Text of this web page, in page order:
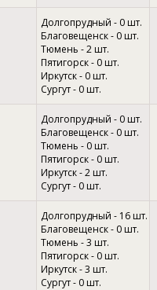
Долгопрудный - 0 шт.
Благовещенск - 0 шт.
Тюмень - 2 шт.
Пятигорск - 0 шт.
Иркутск - 0 шт.
Сургут - 0 шт.
Долгопрудный - 0 шт.
Благовещенск - 0 шт.
Тюмень - 0 шт.
Пятигорск - 0 шт.
Иркутск - 2 шт.
Сургут - 0 шт.
Долгопрудный - 16 шт.
Благовещенск - 0 шт.
Тюмень - 3 шт.
Пятигорск - 0 шт.
Иркутск - 3 шт.
Сургут - 0 шт.